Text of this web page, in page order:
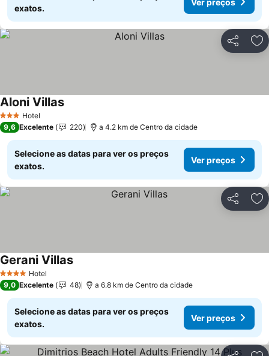
exatos.
Partilhar
3 EstrelasHotel
Aloni Villas
9,6 Excelente 220 a 4.2 km de Centro da cidade
Selecione as datas para ver os preços
exatos.
Ver preços
Partilhar
4 EstrelasHotel
Gerani Villas
9,0 Excelente 48 a 6.8 km de Centro da cidade
Selecione as datas para ver os preços
exatos.
Ver preços